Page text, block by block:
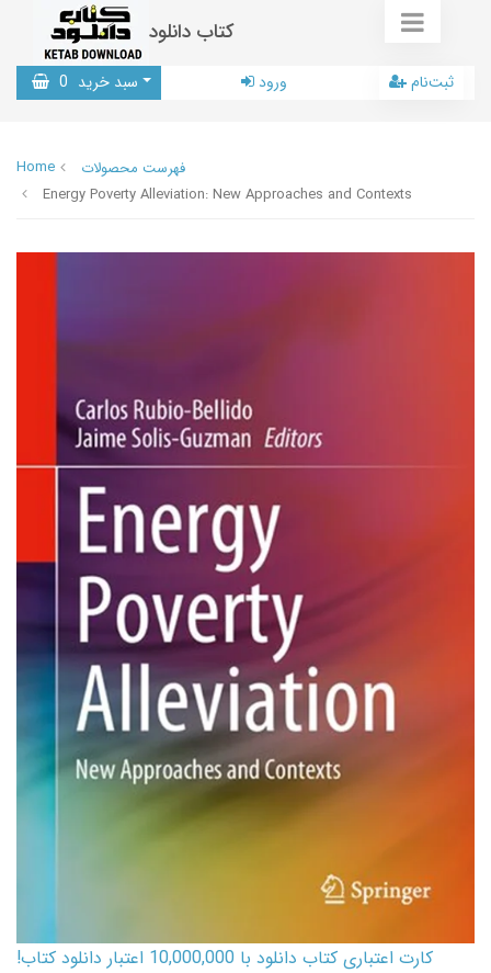
کتاب دانلود
سبد خرید 0 ورود ثبت‌نام
Home
فهرست محصولات
Energy Poverty Alleviation: New Approaches and Contexts
کارت اعتباری کتاب دانلود با 10,000,000 اعتبار دانلود کتاب!